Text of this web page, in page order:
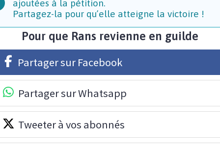
ajoutées à la pétition.
Partagez-la pour qu’elle atteigne la victoire !
Pour que Rans revienne en guilde
Partager sur Facebook
Partager sur Whatsapp
Tweeter à vos abonnés